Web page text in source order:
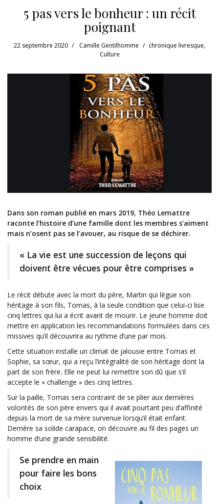
5 pas vers le bonheur : un récit
poignant
22 septembre 2020 Camille Gentilhomme chronique livresque,
Culture
Dans son roman publié en mars 2019, Théo Lemattre
raconte l’histoire d’une famille dont les membres s’aiment
mais n’osent pas se l’avouer, au risque de se déchirer.
« La vie est une succession de leçons qui
doivent être vécues pour être comprises »
Le récit débute avec la mort du père, Martin qui lègue son
héritage à son fils, Tomas, à la seule condition que celui-ci lise
cinq lettres qui lui a écrit avant de mourir. Le jeune homme doit
mettre en application les recommandations formulées dans ces
missives qu’il découvrira au rythme d’une par mois.
Cette situation installe un climat de jalousie entre Tomas et
Sophie, sa sœur, qui a reçu l’intégralité de son héritage dont la
part de son frère. Elle ne peut lui remettre son dû que s’il
accepte le « challenge » des cinq lettres.
Sur la paille, Tomas sera contraint de se plier aux dernières
volontés de son père envers qui il avait pourtant peu d’affinité
depuis la mort de sa mère survenue lorsqu’il était enfant.
Derrière sa solide carapace, on découvre au fil des pages un
homme d’une grande sensibilité.
Se prendre en main
pour faire les bons
choix